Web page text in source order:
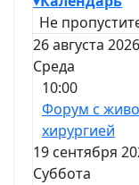
Не
26 августа
Среда
10:00
Форум с
хирургией
19 сентября
Суббота